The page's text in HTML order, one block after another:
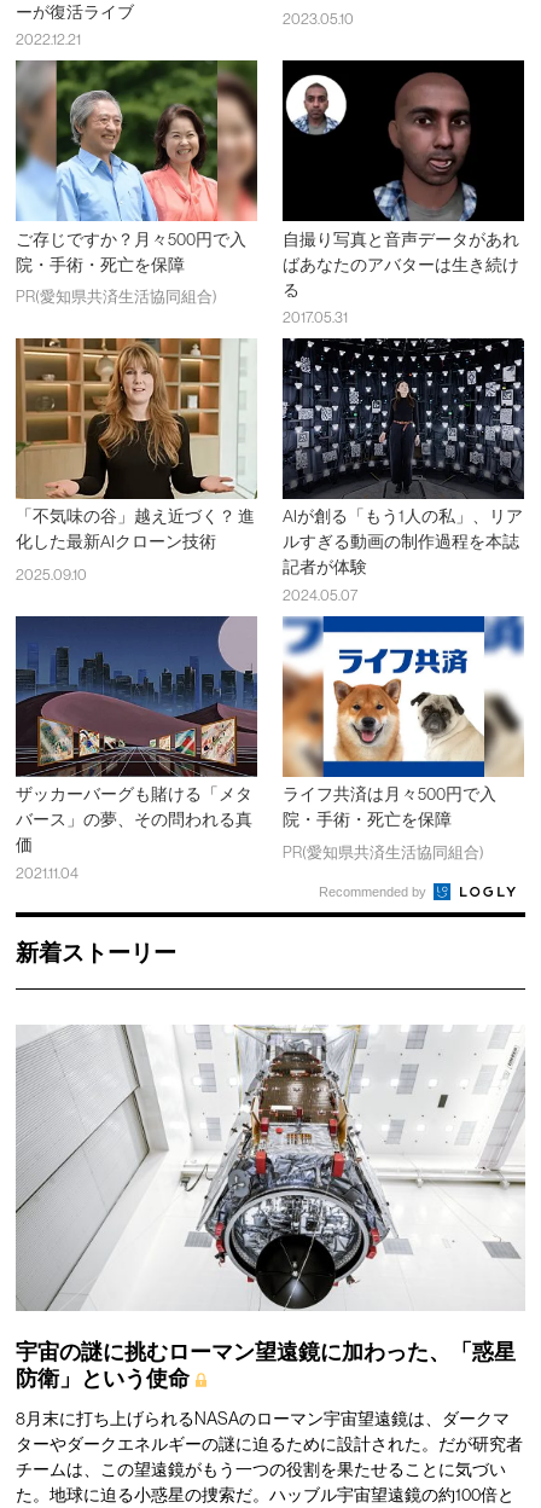
ーが復活ライブ
2022.12.21
2023.05.10
ご存じですか？月々500円で入
院・手術・死亡を保障
PR(愛知県共済生活協同組合)
自撮り写真と音声データがあれ
ばあなたのアバターは生き続け
る
2017.05.31
「不気味の谷」越え近づく？ 進
化した最新AIクローン技術
2025.09.10
AIが創る「もう1人の私」、リア
ルすぎる動画の制作過程を本誌
記者が体験
2024.05.07
ザッカーバーグも賭ける「メタ
バース」の夢、その問われる真
価
2021.11.04
ライフ共済は月々500円で入
院・手術・死亡を保障
PR(愛知県共済生活協同組合)
Recommended by
新着ストーリー
宇宙の謎に挑むローマン望遠鏡に加わった、「惑星
防衛」という使命
8月末に打ち上げられるNASAのローマン宇宙望遠鏡は、ダークマ
ターやダークエネルギーの謎に迫るために設計された。だが研究者
チームは、この望遠鏡がもう一つの役割を果たせることに気づい
た。地球に迫る小惑星の捜索だ。ハッブル宇宙望遠鏡の約100倍と